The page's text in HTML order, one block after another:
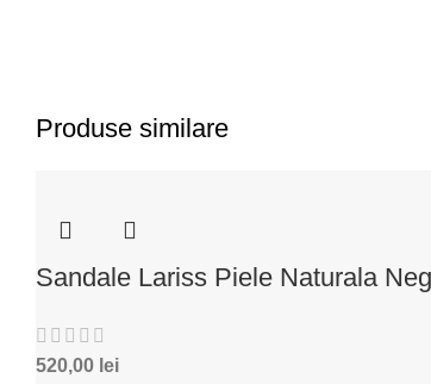
Produse similare
Sandale Lariss Piele Naturala
520,00 lei